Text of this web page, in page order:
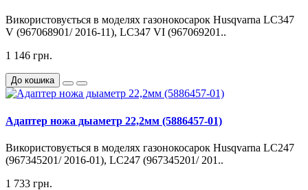
Використовується в моделях газонокосарок Husqvarna LC347
V (967068901/ 2016-11), LC347 VI (967069201..
1 146 грн.
До кошика
Адаптер ножа дыаметр 22,2мм (5886457-01)
Використовується в моделях газонокосарок Husqvarna LC247
(967345201/ 2016-01), LC247 (967345201/ 201..
1 733 грн.